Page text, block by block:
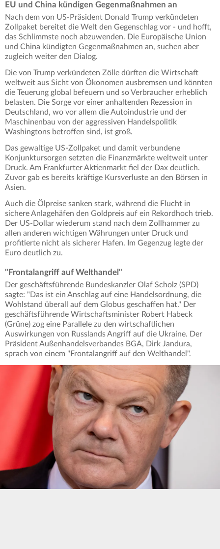
EU und China kündigen Gegenmaßnahmen an
Nach dem von US-Präsident Donald Trump verkündeten
Zollpaket bereitet die Welt den Gegenschlag vor - und hofft,
das Schlimmste noch abzuwenden. Die Europäische Union
und China kündigten Gegenmaßnahmen an, suchen aber
zugleich weiter den Dialog.
Die von Trump verkündeten Zölle dürften die Wirtschaft
weltweit aus Sicht von Ökonomen ausbremsen und könnten
die Teuerung global befeuern und so Verbraucher erheblich
belasten. Die Sorge vor einer anhaltenden Rezession in
Deutschland, wo vor allem die Autoindustrie und der
Maschinenbau von der aggressiven Handelspolitik
Washingtons betroffen sind, ist groß.
Das gewaltige US-Zollpaket und damit verbundene
Konjunktursorgen setzten die Finanzmärkte weltweit unter
Druck. Am Frankfurter Aktienmarkt fiel der Dax deutlich.
Zuvor gab es bereits kräftige Kursverluste an den Börsen in
Asien.
Auch die Ölpreise sanken stark, während die Flucht in
sichere Anlagehäfen den Goldpreis auf ein Rekordhoch trieb.
Der US-Dollar wiederum stand nach dem Zollhammer zu
allen anderen wichtigen Währungen unter Druck und
profitierte nicht als sicherer Hafen. Im Gegenzug legte der
Euro deutlich zu.
"Frontalangriff auf Welthandel"
Der geschäftsführende Bundeskanzler Olaf Scholz (SPD)
sagte: "Das ist ein Anschlag auf eine Handelsordnung, die
Wohlstand überall auf dem Globus geschaffen hat." Der
geschäftsführende Wirtschaftsminister Robert Habeck
(Grüne) zog eine Parallele zu den wirtschaftlichen
Auswirkungen von Russlands Angriff auf die Ukraine. Der
Präsident Außenhandelsverbandes BGA, Dirk Jandura,
sprach von einem "Frontalangriff auf den Welthandel".